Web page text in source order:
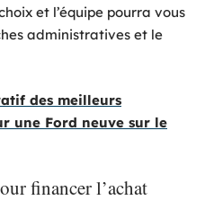
et l’équipe pourra vous
administratives et le
des meilleurs
une Ford neuve sur le
financer l’achat